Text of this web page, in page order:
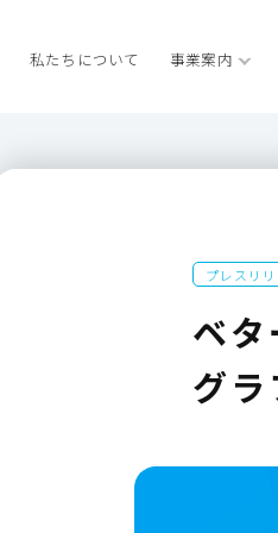
私たちについて 事業案内
プレスリ
ベ
グ